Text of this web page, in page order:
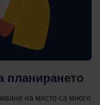
планирането
на място са много